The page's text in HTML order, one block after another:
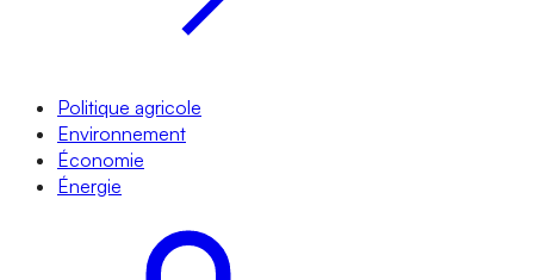
Politique agricole
Environnement
Économie
Énergie